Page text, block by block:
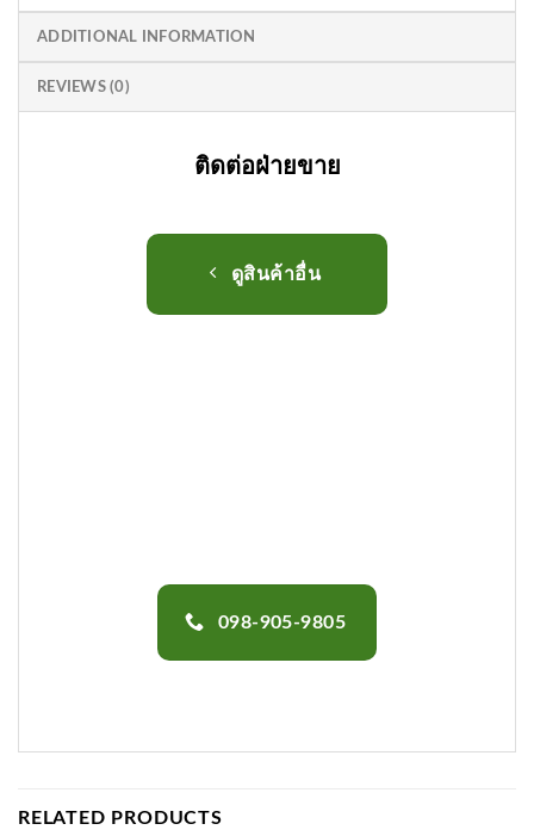
ADDITIONAL INFORMATION
REVIEWS (0)
ติดต่อฝ่ายขาย
ดูสินค้าอื่น
098-905-9805
RELATED PRODUCTS